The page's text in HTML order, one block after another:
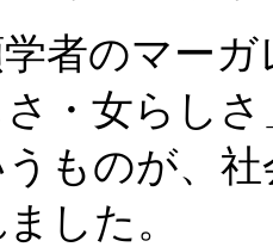
者のマー
さ・女らし
ものが、
した。